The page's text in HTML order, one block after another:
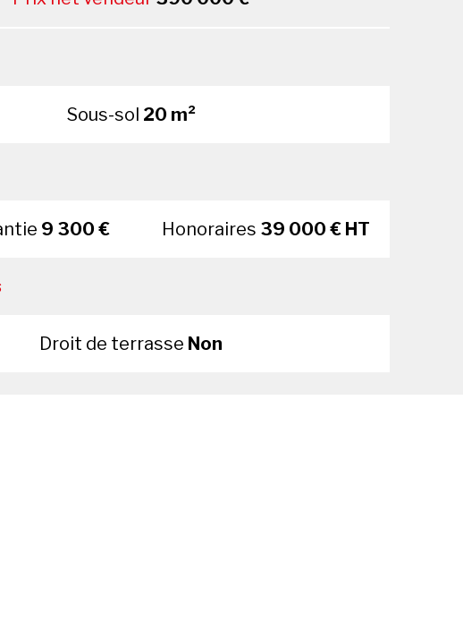
Sous-sol 20 m²
9 300 € Honoraires 39 000 € HT
Droit de terrasse Non